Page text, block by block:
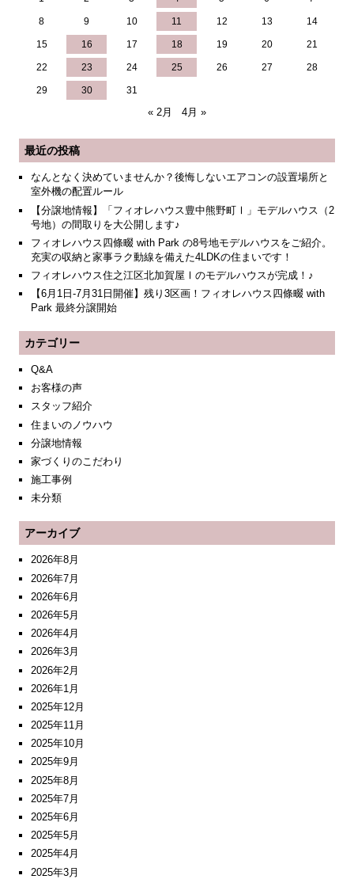
8 9 10 11 12 13 14
15 16 17 18 19 20 21
22 23 24 25 26 27 28
29 30 31
« 2月 4月 »
最近の投稿
なんとなく決めていませんか？後悔しないエアコンの設置場所と
室外機の配置ルール
【分譲地情報】「フィオレハウス豊中熊野町Ⅰ」モデルハウス（2
号地）の間取りを大公開します♪
フィオレハウス四條畷 with Park の8号地モデルハウスをご紹介。
充実の収納と家事ラク動線を備えた4LDKの住まいです！
フィオレハウス住之江区北加賀屋Ⅰのモデルハウスが完成！♪
【6月1日-7月31日開催】残り3区画！フィオレハウス四條畷 with
Park 最終分譲開始
カテゴリー
Q&A
お客様の声
スタッフ紹介
住まいのノウハウ
分譲地情報
家づくりのこだわり
施工事例
未分類
アーカイブ
2026年8月
2026年7月
2026年6月
2026年5月
2026年4月
2026年3月
2026年2月
2026年1月
2025年12月
2025年11月
2025年10月
2025年9月
2025年8月
2025年7月
2025年6月
2025年5月
2025年4月
2025年3月